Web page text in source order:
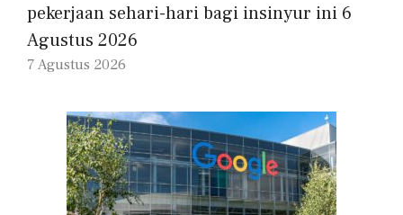
pekerjaan sehari-hari bagi insinyur ini 6
Agustus 2026
7 Agustus 2026